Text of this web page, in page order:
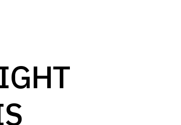
contraseña